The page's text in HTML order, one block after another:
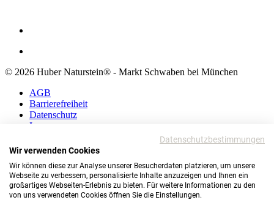
© 2026 Huber Naturstein® - Markt Schwaben bei München
AGB
Barrierefreiheit
Datenschutz
Impressum
AGB
Datenschutz
Impressum
© 2026 Huber Naturstein®
Datenschutzbestimmungen
Wir verwenden Cookies
Wir können diese zur Analyse unserer Besucherdaten platzieren, um unsere
Webseite zu verbessern, personalisierte Inhalte anzuzeigen und Ihnen ein
großartiges Webseiten-Erlebnis zu bieten. Für weitere Informationen zu den
von uns verwendeten Cookies öffnen Sie die Einstellungen.